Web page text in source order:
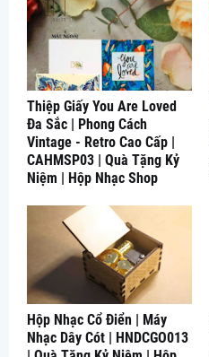
Thiệp Giấy You Are Loved
Đa Sắc | Phong Cách
Vintage - Retro Cao Cấp |
CAHMSP03 | Quà Tặng Kỷ
Niệm | Hộp Nhạc Shop
Hộp Nhạc Cổ Điển | Máy
Nhạc Dây Cót | HNDCGO013